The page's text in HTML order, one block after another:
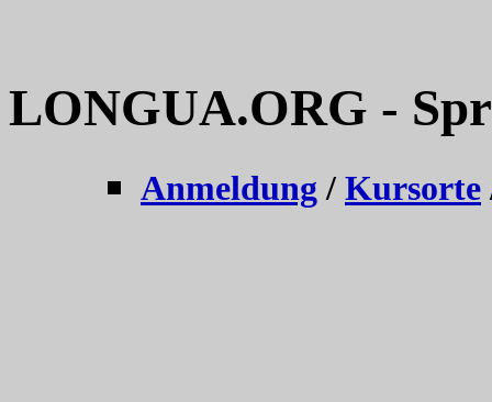
LONGUA.ORG -
Anmeldung / Kursorte